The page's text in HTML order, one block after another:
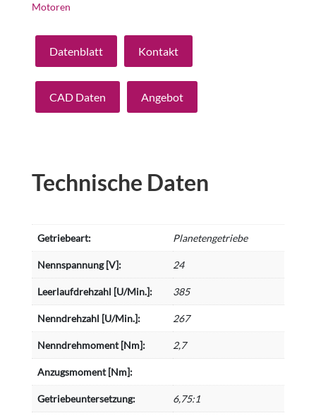
Motoren
Datenblatt Kontakt
CAD Daten Angebot
Technische Daten
Getriebeart: Planetengetriebe
Nennspannung [V]: 24
Leerlaufdrehzahl [U/Min.]: 385
Nenndrehzahl [U/Min.]: 267
Nenndrehmoment [Nm]: 2,7
Anzugsmoment [Nm]:
Getriebeuntersetzung: 6,75:1